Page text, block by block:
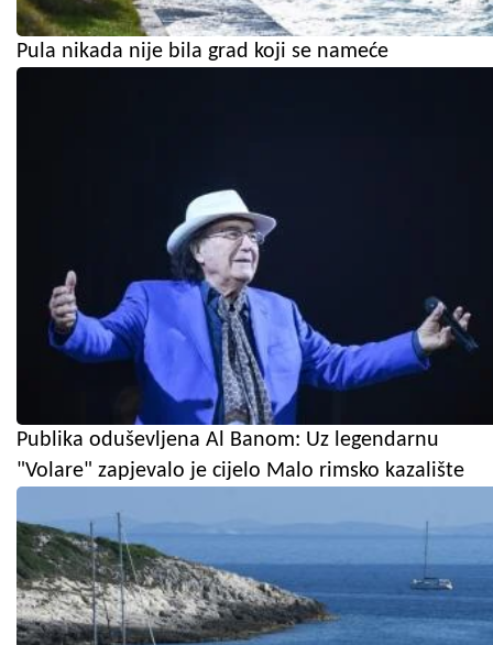
Pula nikada nije bila grad koji se nameće
Publika oduševljena Al Banom: Uz legendarnu
"Volare" zapjevalo je cijelo Malo rimsko kazalište